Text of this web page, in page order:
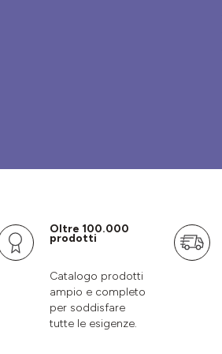
Oltre 100.000
prodotti
Catalogo prodotti
ampio e completo
per soddisfare
tutte le esigenze.